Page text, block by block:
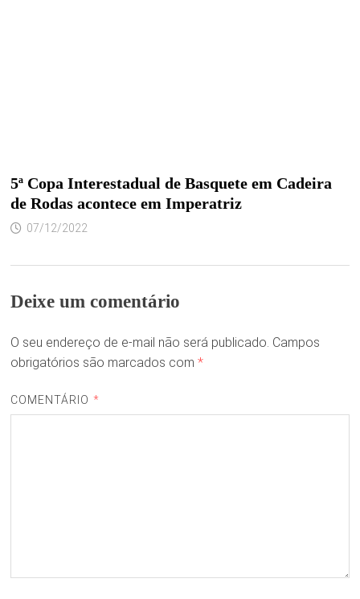
5ª Copa Interestadual de Basquete em Cadeira
de Rodas acontece em Imperatriz
07/12/2022
Deixe um comentário
O seu endereço de e-mail não será publicado. Campos
obrigatórios são marcados com *
COMENTÁRIO *